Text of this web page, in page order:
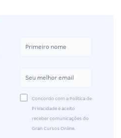
Concordo com a Política de
Privacidade e aceito
receber comunicações do
Gran Cursos Online.